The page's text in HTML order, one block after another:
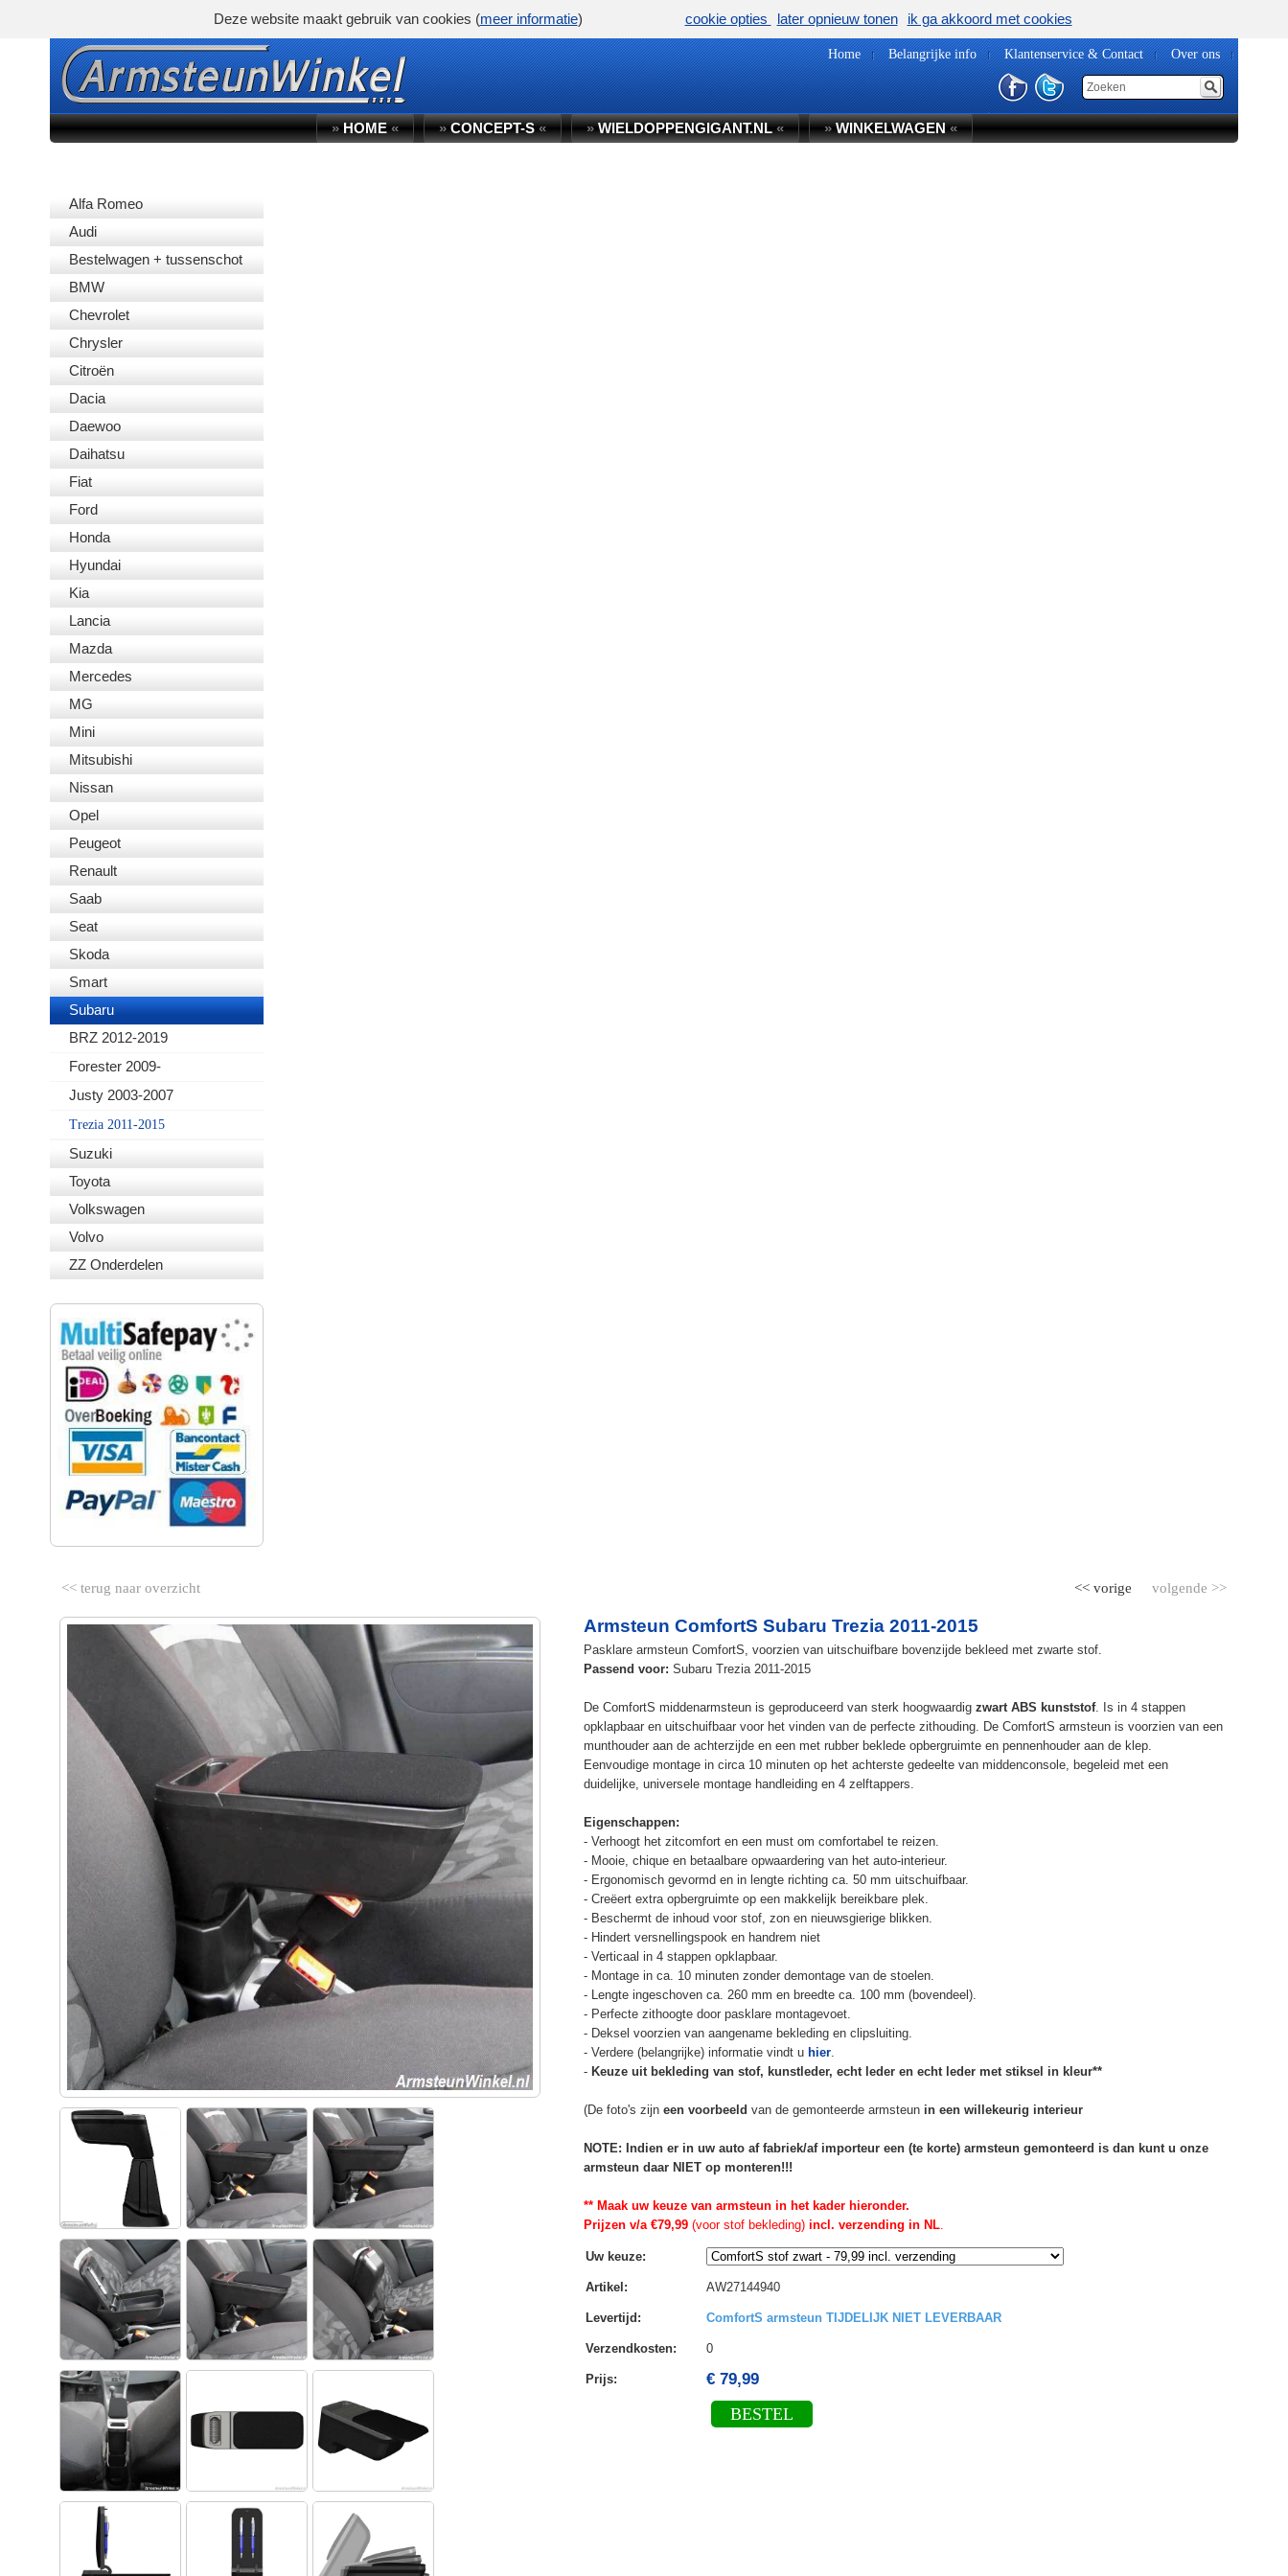
Home Belangrijke info Klantenservice & Contact Over ons
»HOME« »CONCEPT-S« »WIELDOPPENGIGANT.NL« »WINKELWAGEN«
Alfa Romeo
Audi
Bestelwagen + tussenschot
BMW
Chevrolet
Chrysler
Citroën
Dacia
Daewoo
Daihatsu
Fiat
Ford
Honda
Hyundai
Kia
Lancia
Mazda
Mercedes
MG
Mini
Mitsubishi
Nissan
Opel
Peugeot
Renault
Saab
Seat
Skoda
Smart
Subaru
BRZ 2012-2019
Forester 2009-
Justy 2003-2007
Trezia 2011-2015
Suzuki
Toyota
Volkswagen
Volvo
ZZ Onderdelen
<< terug naar overzicht volgende >>
<< vorige
Armsteun ComfortS Subaru Trezia 2011-2015
Pasklare armsteun ComfortS, voorzien van uitschuifbare bovenzijde bekleed met zwarte stof.
Passend voor: Subaru Trezia 2011-2015
De ComfortS middenarmsteun is geproduceerd van sterk hoogwaardig zwart ABS kunststof. Is in 4 stappen
opklapbaar en uitschuifbaar voor het vinden van de perfecte zithouding. De ComfortS armsteun is voorzien van een
munthouder aan de achterzijde en een met rubber beklede opbergruimte en pennenhouder aan de klep.
Eenvoudige montage in circa 10 minuten op het achterste gedeelte van middenconsole, begeleid met een
duidelijke, universele montage handleiding en 4 zelftappers.
Eigenschappen:
- Verhoogt het zitcomfort en een must om comfortabel te reizen.
- Mooie, chique en betaalbare opwaardering van het auto-interieur.
- Ergonomisch gevormd en in lengte richting ca. 50 mm uitschuifbaar.
- Creëert extra opbergruimte op een makkelijk bereikbare plek.
- Beschermt de inhoud voor stof, zon en nieuwsgierige blikken.
- Hindert versnellingspook en handrem niet
- Verticaal in 4 stappen opklapbaar.
- Montage in ca. 10 minuten zonder demontage van de stoelen.
- Lengte ingeschoven ca. 260 mm en breedte ca. 100 mm (bovendeel).
- Perfecte zithoogte door pasklare montagevoet.
- Deksel voorzien van aangename bekleding en clipsluiting.
- Verdere (belangrijke) informatie vindt u hier.
- Keuze uit bekleding van stof, kunstleder, echt leder en echt leder met stiksel in kleur**
(De foto's zijn een voorbeeld van de gemonteerde armsteun in een willekeurig interieur
NOTE: Indien er in uw auto af fabriek/af importeur een (te korte) armsteun gemonteerd is dan kunt u onze
armsteun daar NIET op monteren!!!
** Maak uw keuze van armsteun in het kader hieronder.
Prijzen v/a €79,99(voor stof bekleding)incl. verzending in NL.
Uw keuze:
Artikel : AW27144940
Levertijd : ComfortS armsteun TIJDELIJK NIET LEVERBAAR
Verzendkosten: 0
Prijs: € 79,99
BESTEL
Deze website maakt gebruik van cookies (meer informatie) cookie opties later opnieuw tonen ik ga akkoord met cookies